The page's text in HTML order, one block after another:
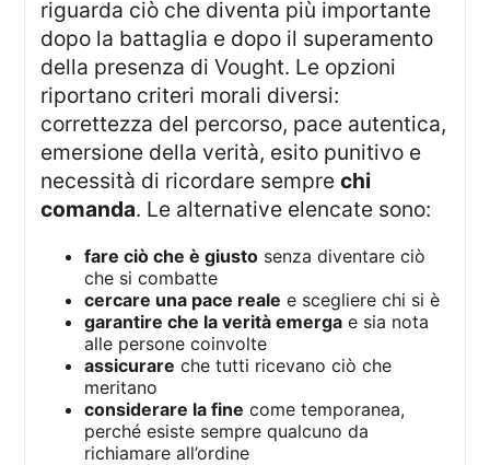
riguarda ciò che diventa più importante
dopo la battaglia e dopo il superamento
della presenza di Vought. Le opzioni
riportano criteri morali diversi:
correttezza del percorso, pace autentica,
emersione della verità, esito punitivo e
necessità di ricordare semprechi
comanda. Le alternative elencate sono:
fare ciò che è giusto senza diventare ciò
che si combatte
cercare una pace reale e scegliere chi si è
garantire che la verità emerga e sia nota
alle persone coinvolte
assicurare che tutti ricevano ciò che
meritano
considerare la fine come temporanea,
perché esiste sempre qualcuno da
richiamare all’ordine